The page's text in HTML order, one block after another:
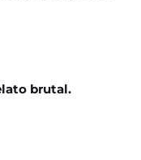
brutal.